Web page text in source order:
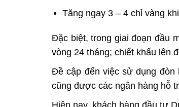
Tăng ngay 3 – 4 chỉ vàng
Đặc biệt, trong giai đoạn đầu
vòng 24 tháng; chiết khấu lên
Đề cập đến việc sử dụng đòn
cũng được các ngân hàng hỗ
Hiện nay, khách hàng đầu tư